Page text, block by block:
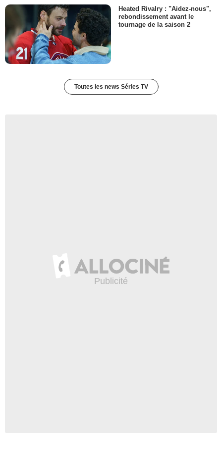
Heated Rivalry : "Aidez-nous",
rebondissement avant le
tournage de la saison 2
Toutes les news Séries TV